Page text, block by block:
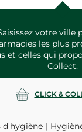
votre ville
les plus
et celles qui
Collect.
CLICK &
d'hygiène